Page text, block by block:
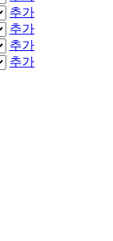
추가
추가
추가
추가